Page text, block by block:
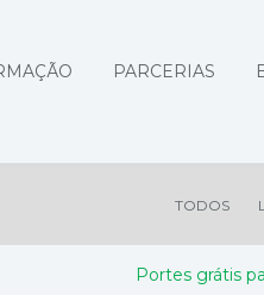
PARCERIAS
TODOS
Portes grátis